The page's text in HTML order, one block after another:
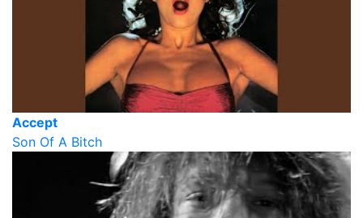
Accept
Son Of A Bitch